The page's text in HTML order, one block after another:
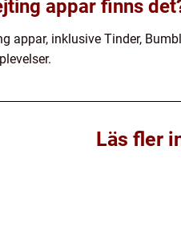
appar finns
appar, inklusive Tinder,
Läs fler